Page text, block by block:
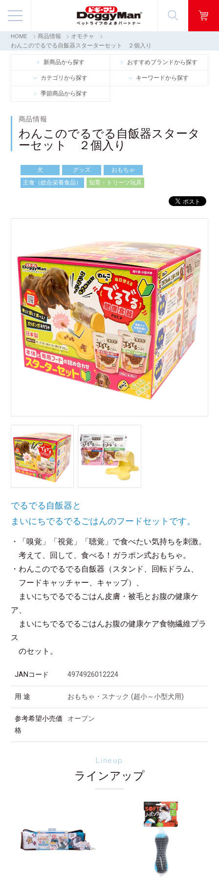
商品情報
映像ギャラリー
知る・楽しむ
お客様窓口・Q＆A
会社情報
採用情報
HOME 商品情報
オモチャ
わんこのでるでる自飯器スターターセット ２個入り
新商品から探す おすすめブランドから探す
カテゴリから探す キーワードから探す
季節商品から探す
商品情報
わんこのでるでる自飯器スタータ
ーセット ２個入り
犬 グッズ
おもちゃ
主食（総合栄養食品）
知育・トリーツ玩具
でるでる自飯器と
まいにちでるでるごはんのフードセットです。
・「嗅覚」「視覚」「聴覚」で食べたい気持ちを刺激。
考えて、回して、食べる！ガラポン式おもちゃ。
・わんこのでるでる自飯器（スタンド、回転ドラム、
フードキャッチャー、キャップ）、
まいにちでるでるごはん皮膚・被毛とお腹の健康ケ
ア、
まいにちでるでるごはんお腹の健康ケア食物繊維プラ
ス
のセット。
JANコード 4974926012224
用 途 おもちゃ・スナック (超小～小型犬用)
参考希望小売価
格
オープン
Lineup
ラインアップ